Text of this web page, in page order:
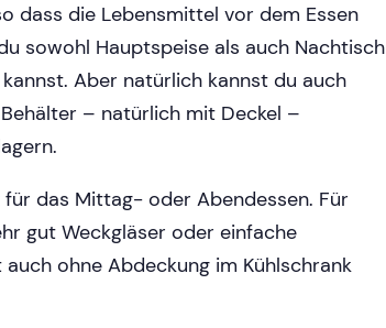
dass die Lebensmittel vor dem Essen
sowohl Hauptspeise als auch Nachtisch
Aber natürlich kannst du auch
– natürlich mit Deckel –
das Mittag- oder Abendessen. Für
gut Weckgläser oder einfache
ohne Abdeckung im Kühlschrank